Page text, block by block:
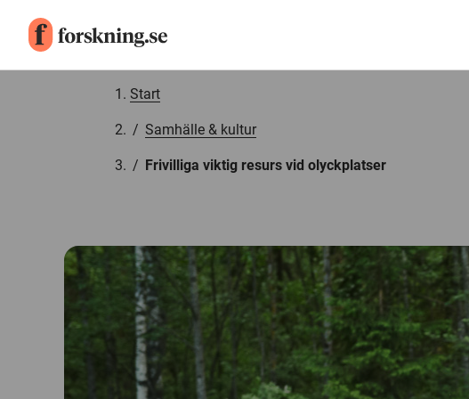
Start
/ Samhälle & kultur
/ Frivilliga viktig resurs vid olyckplatser